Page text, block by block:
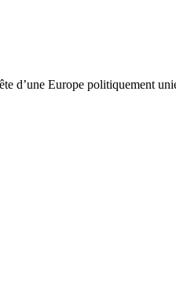
d’une Europe politiquement